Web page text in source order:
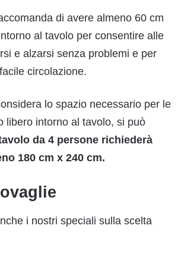
di avere almeno 60 cm
al tavolo per consentire alle
e alzarsi senza problemi e per
circolazione.
lo spazio necessario per le
libero intorno al tavolo, si può
da 4 persone richiederà
180 cm x 240 cm.
i nostri speciali sulla scelta